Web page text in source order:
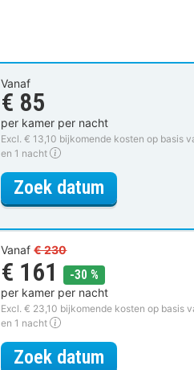
Vanaf
€ 85
per kamer per nacht
Excl. € 13,10 bijkomende kosten op basis
en 1 nacht
Zoek datumvoor
Vanaf € 230
€ 161 -30 %
per kamer per nacht
Excl. € 23,10 bijkomende kosten op basis
en 1 nacht
Zoek datum